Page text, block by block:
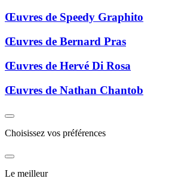
Œuvres de Speedy Graphito
Œuvres de Bernard Pras
Œuvres de Hervé Di Rosa
Œuvres de Nathan Chantob
Choisissez vos préférences
Le meilleur